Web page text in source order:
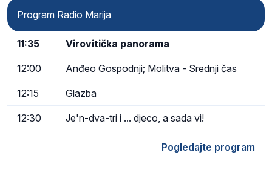
Program Radio Marija
11:35 Virovitička panorama
12:00 Anđeo Gospodnji; Molitva - Srednji čas
12:15 Glazba
12:30 Je'n-dva-tri i ... djeco, a sada vi!
Pogledajte program